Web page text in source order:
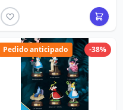
-38%
Pedido anticipado